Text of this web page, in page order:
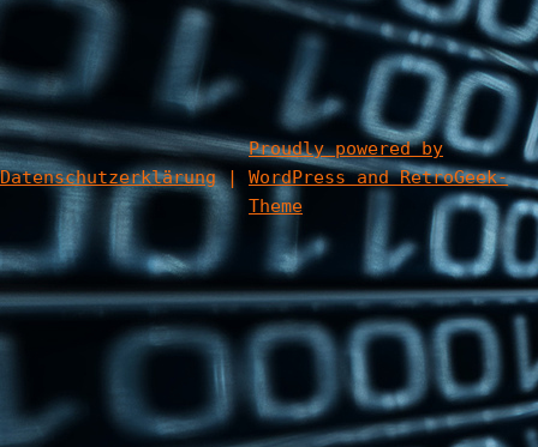
Datenschutzerklärung|
Proudly powered by
WordPress and RetroGeek-
Theme